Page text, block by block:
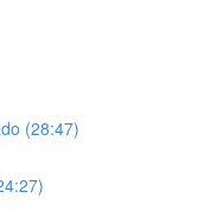
(28:47)